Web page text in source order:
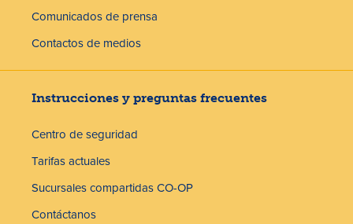
Comunicados de prensa
Contactos de medios
Instrucciones y preguntas frecuentes
Centro de seguridad
Tarifas actuales
Sucursales compartidas CO-OP
Contáctanos